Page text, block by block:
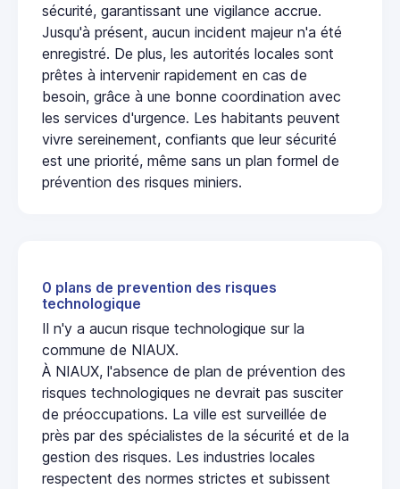
sécurité, garantissant une vigilance accrue.
Jusqu'à présent, aucun incident majeur n'a été
enregistré. De plus, les autorités locales sont
prêtes à intervenir rapidement en cas de
besoin, grâce à une bonne coordination avec
les services d'urgence. Les habitants peuvent
vivre sereinement, confiants que leur sécurité
est une priorité, même sans un plan formel de
prévention des risques miniers.
0 plans de prevention des risques
technologique
Il n'y a aucun risque technologique sur la
commune de NIAUX.
À NIAUX, l'absence de plan de prévention des
risques technologiques ne devrait pas susciter
de préoccupations. La ville est surveillée de
près par des spécialistes de la sécurité et de la
gestion des risques. Les industries locales
respectent des normes strictes et subissent